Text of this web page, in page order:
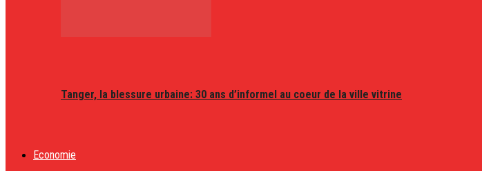
Tanger, la blessure urbaine: 30 ans d’informel au coeur de la ville vitrine
Economie